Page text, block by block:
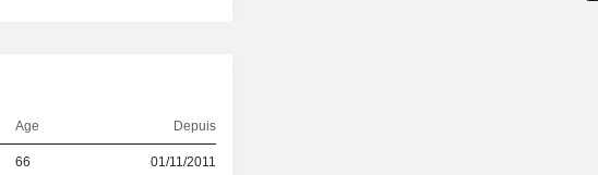
Age Depuis
66 01/11/2011